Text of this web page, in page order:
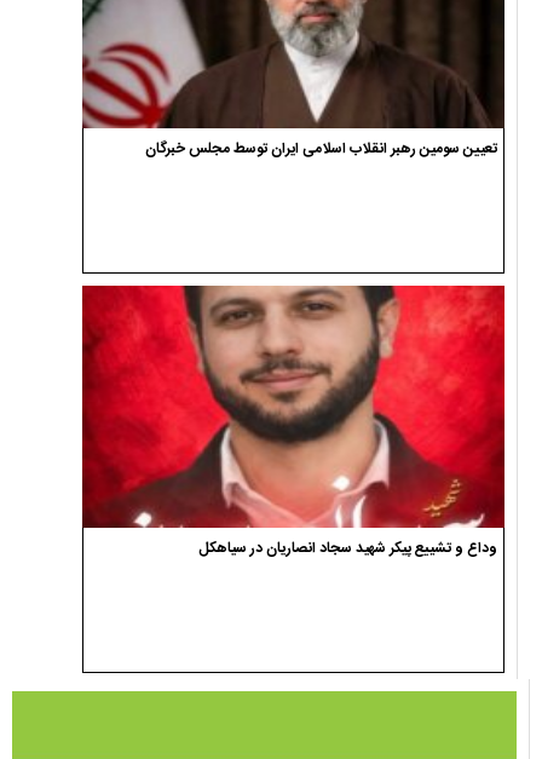
تعیین سومین رهبر انقلاب اسلامی ایران توسط مجلس خبرگان
وداع و تشییع پیکر شهید سجاد انصاریان در سیاهکل